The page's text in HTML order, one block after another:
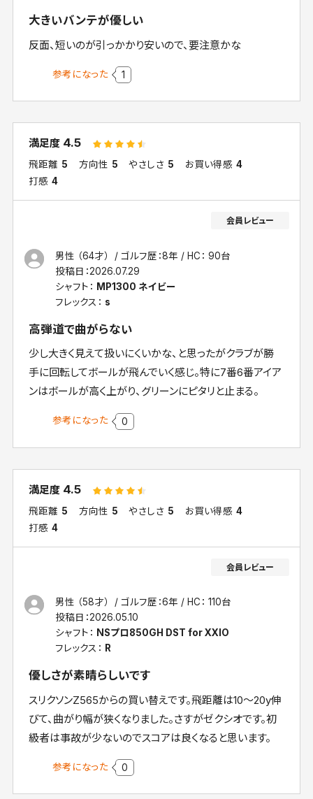
大きいバンテが優しい
反面、短いのが引っかかり安いので、要注意かな
参考になった 1
満足度 4.5
飛距離 5 方向性 5 やさしさ 5 お買い得感 4
打感 4
男性 （64才） ゴルフ歴：8年
HC： 90台
投稿日：2026.07.29
シャフト： MP1300 ネイビー
フレックス： s
高弾道で曲がらない
少し大きく見えて扱いにくいかな、と思ったがクラブが勝
手に回転してボールが飛んでいく感じ。特に7番6番アイア
ンはボールが高く上がり、グリーンにピタリと止まる。
参考になった 0
満足度 4.5
飛距離 5 方向性 5 やさしさ 5 お買い得感 4
打感 4
男性 （58才） ゴルフ歴：6年
HC： 110台
投稿日：2026.05.10
シャフト： NSプロ850GH DST for XXIO
フレックス： R
優しさが素晴らしいです
スリクソンZ565からの買い替えです。飛距離は10〜20y伸
びて、曲がり幅が狭くなりました。さすがゼクシオです。初
級者は事故が少ないのでスコアは良くなると思います。
参考になった 0